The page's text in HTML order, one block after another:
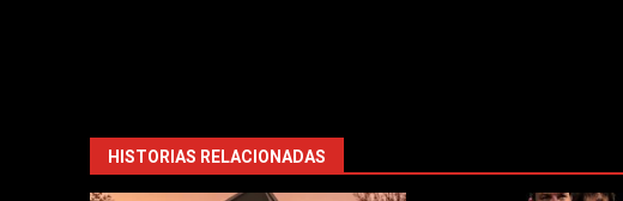
HISTORIAS RELACIONADAS